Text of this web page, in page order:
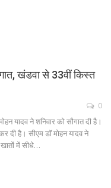
खंडवा से 33वीं किस्त
0
यादव ने शनिवार को सौगात दी है।
दी है। सीएम डॉ मोहन यादव ने
में सीधे…